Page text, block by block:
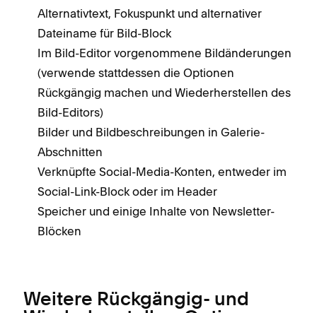
Alternativtext, Fokuspunkt und alternativer
Dateiname für Bild-Block
Im Bild-Editor vorgenommene Bildänderungen
(verwende stattdessen die Optionen
Rückgängig machen und Wiederherstellen des
Bild-Editors)
Bilder und Bildbeschreibungen in Galerie-
Abschnitten
Verknüpfte Social-Media-Konten, entweder im
Social-Link-Block oder im Header
Speicher und einige Inhalte von Newsletter-
Blöcken
Weitere Rückgängig- und